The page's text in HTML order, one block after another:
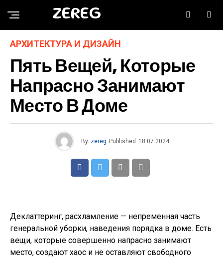
ZEREG
АРХИТЕКТУРА И ДИЗАЙН
Пять Вещей, Которые
Напрасно Занимают
Место В Доме
By zereg Published 18.07.2024
Деклаттеринг, расхламление — непременная часть
генеральной уборки, наведения порядка в доме. Есть
вещи, которые совершенно напрасно занимают
место, создают хаос и не оставляют свободного